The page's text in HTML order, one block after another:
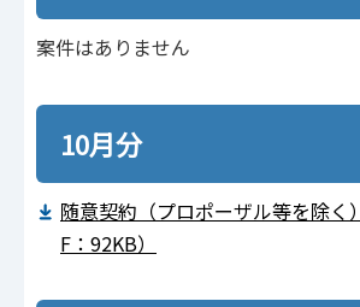
案件はありません
10月分
随意契約（プロポーザル等を除く
F：92KB）